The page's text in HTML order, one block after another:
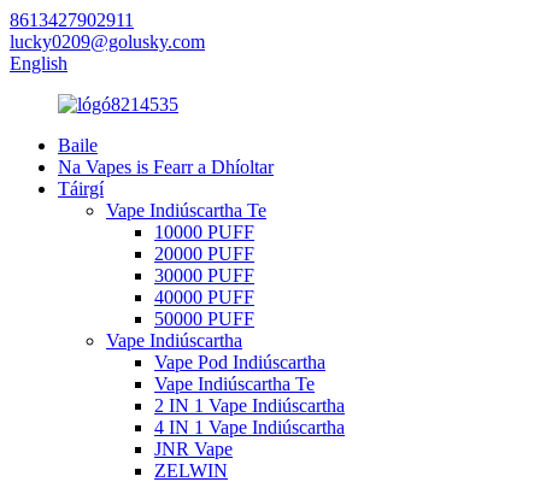
8613427902911
lucky0209@golusky.com
English
Baile
Na Vapes is Fearr a Dhíoltar
Táirgí
Vape Indiúscartha Te
10000 PUFF
20000 PUFF
30000 PUFF
40000 PUFF
50000 PUFF
Vape Indiúscartha
Vape Pod Indiúscartha
Vape Indiúscartha Te
2 IN 1 Vape Indiúscartha
4 IN 1 Vape Indiúscartha
JNR Vape
ZELWIN